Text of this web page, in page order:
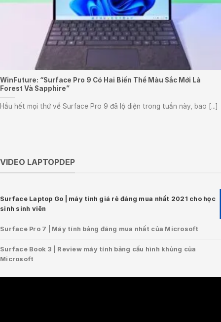
WinFuture: “Surface Pro 9 Có Hai Biến Thể Màu Sắc Mới Là
Forest Và Sapphire”
Hầu hết mọi thứ về Surface Pro 9 đã lộ diện trong tuần này, bao [...]
VIDEO LAPTOPDEP
Surface Laptop Go | máy tính giá rẻ đáng mua nhất 2021 cho học
sinh sinh viên
Surface Pro 7 | Máy tính bảng đáng mua nhất của Microsoft
Surface Book 3 | Review máy tính bảng cấu hình khủng của
Microsoft